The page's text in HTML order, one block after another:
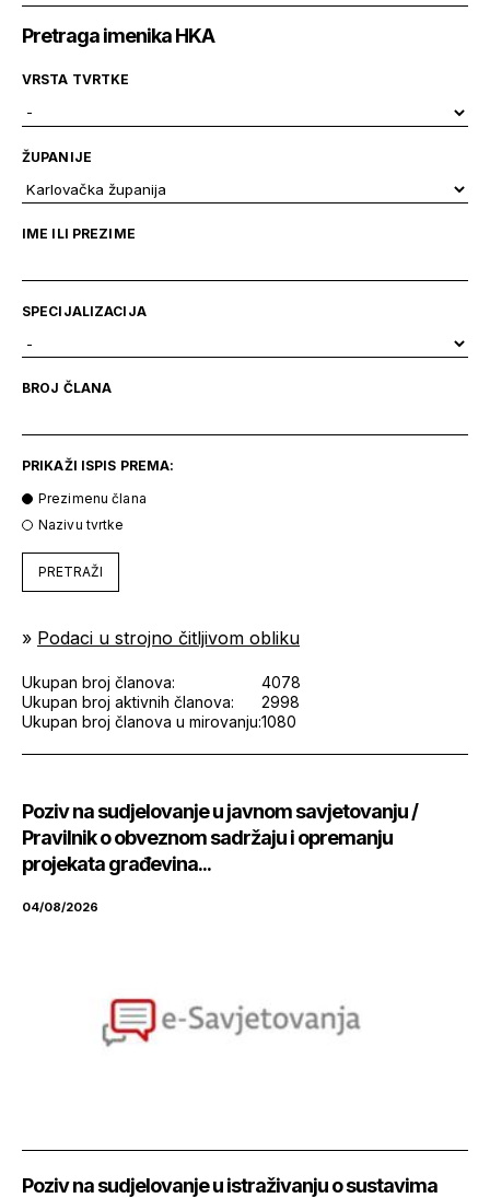
Pretraga imenika HKA
VRSTA TVRTKE
ŽUPANIJE
IME ILI PREZIME
SPECIJALIZACIJA
BROJ ČLANA
PRIKAŽI ISPIS PREMA:
Prezimenu člana
Nazivu tvrtke
PRETRAŽI
» Podaci u strojno čitljivom obliku
Ukupan broj članova:
4078
Ukupan broj aktivnih članova:
2998
Ukupan broj članova u mirovanju:1080
Poziv na sudjelovanje u javnom savjetovanju /
Pravilnik o obveznom sadržaju i opremanju
projekata građevina...
04/08/2026
Poziv na sudjelovanje u istraživanju o sustavima